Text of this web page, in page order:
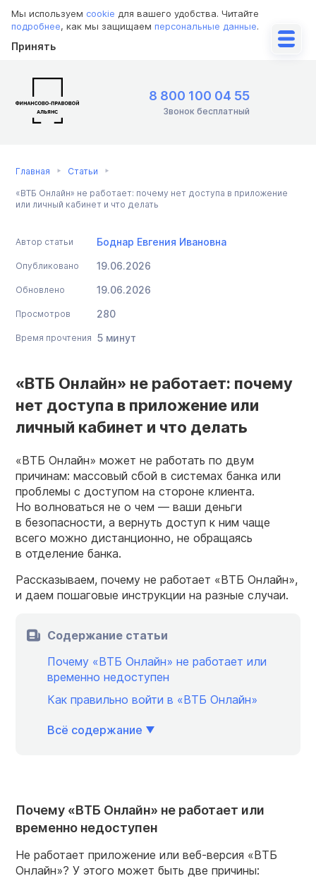
Мы используем cookie для вашего удобства. Читайте
подробнее, как мы защищаем персональные данные.
Принять
8 800 100 04 55
Звонок бесплатный
Главная Статьи
«ВТБ Онлайн» не работает: почему нет доступа в приложение
или личный кабинет и что делать
Автор статьи Боднар Евгения Ивановна
Опубликовано 19.06.2026
Обновлено 19.06.2026
Просмотров 280
Время прочтения 5 минут
«ВТБ Онлайн» не работает: почему
нет доступа в приложение или
личный кабинет и что делать
«ВТБ Онлайн» может не работать по двум
причинам: массовый сбой в системах банка или
проблемы с доступом на стороне клиента.
Но волноваться не о чем — ваши деньги
в безопасности, а вернуть доступ к ним чаще
всего можно дистанционно, не обращаясь
в отделение банка.
Рассказываем, почему не работает «ВТБ Онлайн»,
и даем пошаговые инструкции на разные случаи.
Содержание статьи
Почему «ВТБ Онлайн» не работает или
временно недоступен
Как правильно войти в «ВТБ Онлайн»
Всё содержание
Почему «ВТБ Онлайн» не работает или
временно недоступен
Не работает приложение или веб-версия «ВТБ
Онлайн»? У этого может быть две причины: